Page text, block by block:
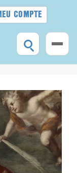
COMPTE